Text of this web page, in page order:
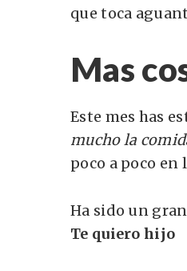
que toca
Mas
Este mes has
mucho la
poco a poco en
Ha sido un
Te quiero hijo